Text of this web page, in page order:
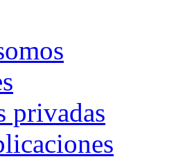
privadas